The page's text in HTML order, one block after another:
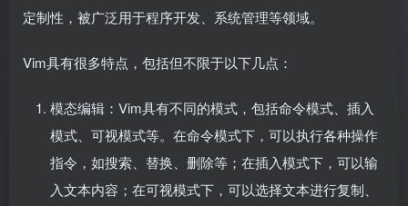
定制性，被广泛用于程序开发、系统管理等领域。
Vim具有很多特点，包括但不限于以下几点：
模态编辑：Vim具有不同的模式，包括命令模式、插入
模式、可视模式等。在命令模式下，可以执行各种操作
指令，如搜索、替换、删除等；在插入模式下，可以输
入文本内容；在可视模式下，可以选择文本进行复制、